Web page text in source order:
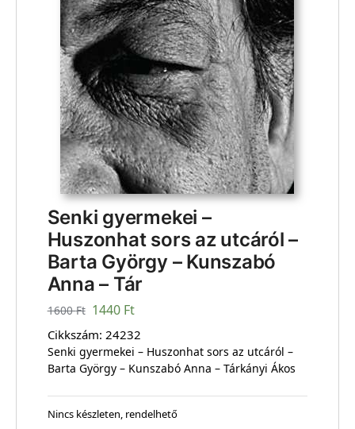
Senki gyermekei –
Huszonhat sors az utcáról –
Barta György – Kunszabó
Anna – Tár
1600Ft 1440 Ft
Cikkszám: 24232
Senki gyermekei – Huszonhat sors az utcáról –
Barta György – Kunszabó Anna – Tárkányi Ákos
Nincs készleten, rendelhető